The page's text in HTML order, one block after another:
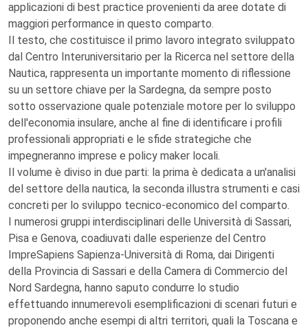
applicazioni di best practice provenienti da aree dotate di
maggiori performance in questo comparto.
Il testo, che costituisce il primo lavoro integrato sviluppato
dal Centro Interuniversitario per la Ricerca nel settore della
Nautica, rappresenta un importante momento di riflessione
su un settore chiave per la Sardegna, da sempre posto
sotto osservazione quale potenziale motore per lo sviluppo
dell'economia insulare, anche al fine di identificare i profili
professionali appropriati e le sfide strategiche che
impegneranno imprese e policy maker locali.
Il volume è diviso in due parti: la prima è dedicata a un'analisi
del settore della nautica, la seconda illustra strumenti e casi
concreti per lo sviluppo tecnico-economico del comparto.
I numerosi gruppi interdisciplinari delle Università di Sassari,
Pisa e Genova, coadiuvati dalle esperienze del Centro
ImpreSapiens Sapienza-Università di Roma, dai Dirigenti
della Provincia di Sassari e della Camera di Commercio del
Nord Sardegna, hanno saputo condurre lo studio
effettuando innumerevoli esemplificazioni di scenari futuri e
proponendo anche esempi di altri territori, quali la Toscana e